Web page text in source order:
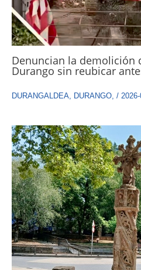
Denuncian la demolición
Durango sin reubicar
DURANGALDEA DURANGO /